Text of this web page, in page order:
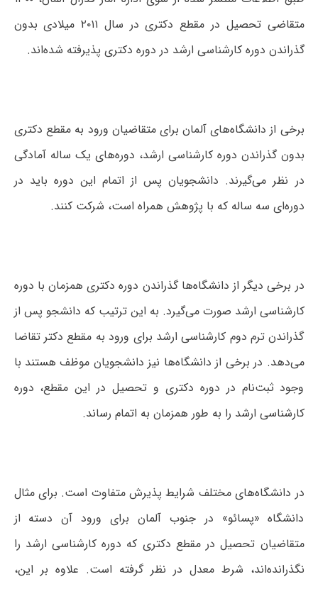
متقاضی تحصیل در مقطع دکتری در سال ۲۰۱۱ میلادی بدون
گذراندن دوره کار‌شناسی ارشد در دوره دکتری پذیرفته شده‌اند.
برخی از دانشگاه‌های آلمان برای متقاضیان ورود به مقطع دکتری
بدون گذراندن دوره کار‌شناسی ارشد، دوره‌های یک ساله آمادگی
در نظر می‌گیرند. دانشجویان پس از اتمام این دوره باید در
دوره‌ای سه ساله که با پژوهش همراه است، شرکت کنند.
در برخی دیگر از دانشگاه‌ها گذراندن دوره دکتری همزمان با دوره
کار‌شناسی ارشد صورت می‌گیرد. به این ترتیب که دانشجو پس از
گذراندن ترم دوم کار‌شناسی ارشد برای ورود به مقطع دکتر تقاضا
می‌دهد. در برخی از دانشگاه‌ها نیز دانشجویان موظف هستند با
وجود ثبت‌نام در دوره دکتری و تحصیل در این مقطع، دوره
کار‌شناسی ارشد را به طور همزمان به اتمام رساند.
در دانشگاه‌های مختلف شرایط پذیرش متفاوت است. برای مثال
دانشگاه «پسائو» در جنوب آلمان برای ورود آن دسته از
متقاضیان تحصیل در مقطع دکتری که دوره کار‌شناسی ارشد را
نگذرانده‌اند، شرط معدل در نظر گرفته است. علاوه بر این،